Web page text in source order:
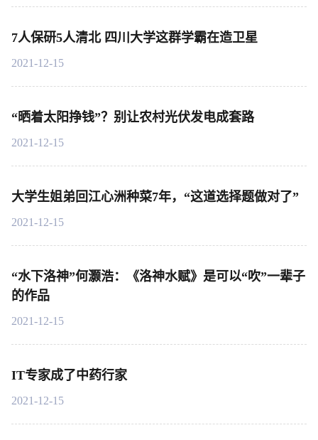
7人保研5人清北 四川大学这群学霸在造卫星
2021-12-15
“晒着太阳挣钱”？别让农村光伏发电成套路
2021-12-15
大学生姐弟回江心洲种菜7年，“这道选择题做对了”
2021-12-15
“水下洛神”何灏浩：《洛神水赋》是可以“吹”一辈子
的作品
2021-12-15
IT专家成了中药行家
2021-12-15